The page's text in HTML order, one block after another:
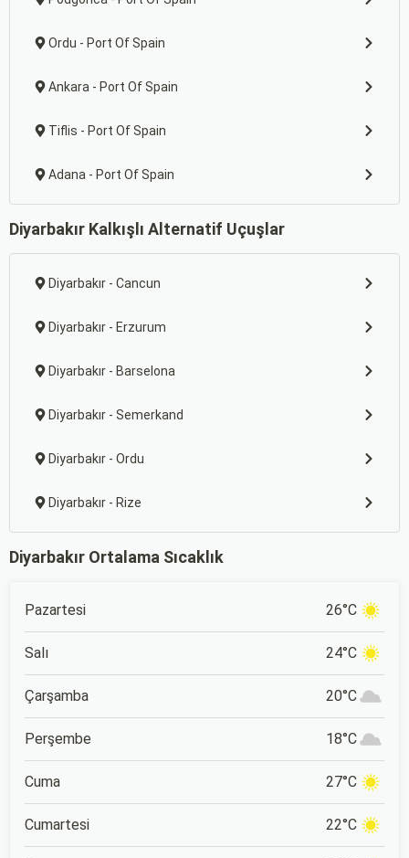
Ordu - Port Of Spain
Ankara - Port Of Spain
Tiflis - Port Of Spain
Adana - Port Of Spain
Diyarbakır Kalkışlı Alternatif Uçuşlar
Diyarbakır - Cancun
Diyarbakır - Erzurum
Diyarbakır - Barselona
Diyarbakır - Semerkand
Diyarbakır - Ordu
Diyarbakır - Rize
Diyarbakır Ortalama Sıcaklık
Pazartesi 26°C
Salı 24°C
Çarşamba 20°C
Perşembe 18°C
Cuma 27°C
Cumartesi 22°C